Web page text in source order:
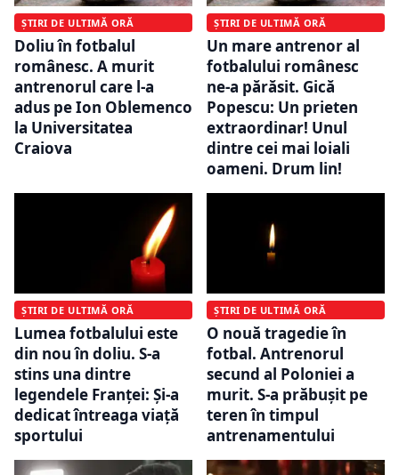
ȘTIRI DE ULTIMĂ ORĂ
Doliu în fotbalul
românesc. A murit
antrenorul care l-a
adus pe Ion Oblemenco
la Universitatea
Craiova
ȘTIRI DE ULTIMĂ ORĂ
Un mare antrenor al
fotbalului românesc
ne-a părăsit. Gică
Popescu: Un prieten
extraordinar! Unul
dintre cei mai loiali
oameni. Drum lin!
ȘTIRI DE ULTIMĂ ORĂ
Lumea fotbalului este
din nou în doliu. S-a
stins una dintre
legendele Franței: Și-a
dedicat întreaga viaţă
sportului
ȘTIRI DE ULTIMĂ ORĂ
O nouă tragedie în
fotbal. Antrenorul
secund al Poloniei a
murit. S-a prăbușit pe
teren în timpul
antrenamentului